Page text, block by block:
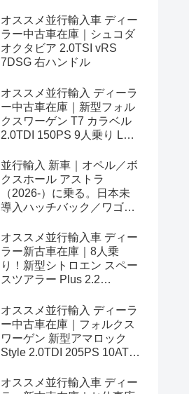
オススメ並行輸入車 ディー
ラー中古車在庫｜シュコダ
オクタビア 2.0TSI vRS
7DSG 右ハンドル
オススメ並行輸入 ディーラ
ー中古車在庫｜新型フォル
クスワーゲン T7 カラベル
2.0TDI 150PS 9人乗り LWB
並行輸入 新車｜オペル／ボ
クスホール アストラ
（2026-）に乗る。日本未
導入ハッチバック／ワゴン
情報。
オススメ並行輸入車 ディー
ラー新古車在庫｜8人乗
り！新型シトロエン スペー
スツアラー Plus 2.2
ドル
オススメ並行輸入 ディーラ
ー中古車在庫｜フォルクス
ワーゲン 新型アマロック
Style 2.0TDI 205PS 10AT
オススメ並行輸入車 ディー